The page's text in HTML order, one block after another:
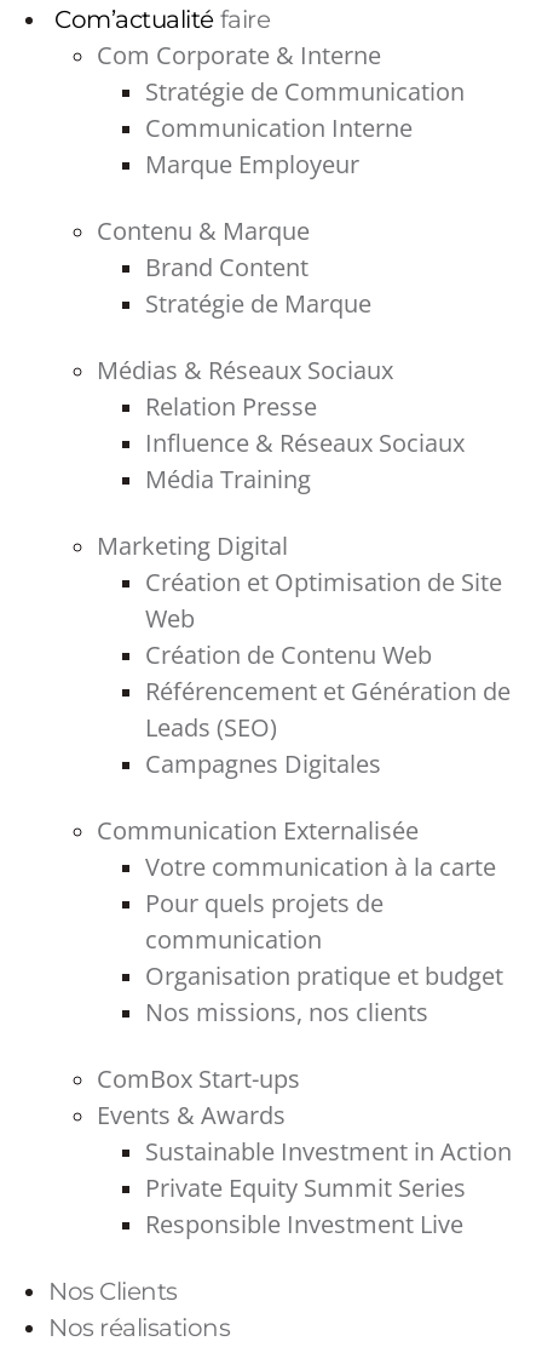
Com’actualité faire
Com Corporate & Interne
Stratégie de Communication
Communication Interne
Marque Employeur
Contenu & Marque
Brand Content
Stratégie de Marque
Médias & Réseaux Sociaux
Relation Presse
Influence & Réseaux Sociaux
Média Training
Marketing Digital
Création et Optimisation de Site
Web
Création de Contenu Web
Référencement et Génération de
Leads (SEO)
Campagnes Digitales
Communication Externalisée
Votre communication à la carte
Pour quels projets de
communication
Organisation pratique et budget
Nos missions, nos clients
ComBox Start-ups
Events & Awards
Sustainable Investment in Action
Private Equity Summit Series
Responsible Investment Live
Nos Clients
Nos réalisations